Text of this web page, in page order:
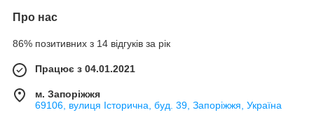
Про нас
86% позитивних з 14 відгуків за рік
Працює з 04.01.2021
м. Запоріжжя
69106, вулиця Історична, буд. 39, Запоріжжя, Україна